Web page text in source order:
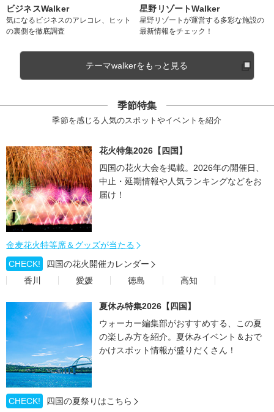
ビジネスWalker
気になるビジネスのアレコレ、ヒット
の裏側を徹底調査
星野リゾートWalker
星野リゾートが運営する多彩な施設の
最新情報をチェック！
テーマwalkerをもっと見る
季節特集
季節を感じる人気のスポットやイベントを紹介
花火特集2026【四国】
四国の花火大会を掲載。2026年の開催日、
中止・延期情報や人気ランキングなどをお
届け！
金麦花火特等席＆グッズが当たる
CHECK!
四国の花火開催カレンダー
香川
愛媛 徳島 高知
夏休み特集2026【四国】
ウォーカー編集部がおすすめする、この夏
の楽しみ方を紹介。夏休みイベント＆おで
かけスポット情報が盛りだくさん！
CHECK!
四国の夏祭りはこちら